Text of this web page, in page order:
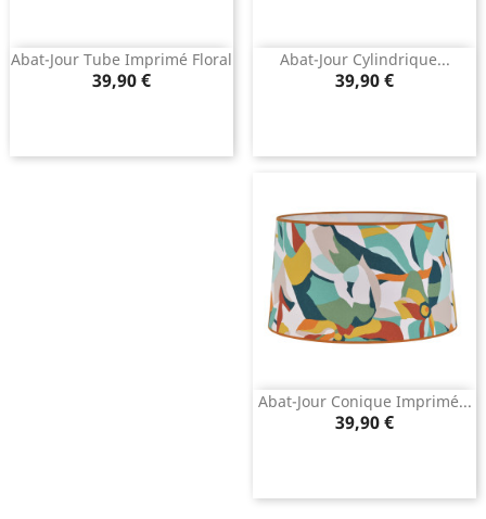
Abat-Jour Tube Imprimé Floral
Prix
39,90 €
Abat-Jour Cylindrique...
Prix
39,90 €
Abat-Jour Conique Imprimé...
Prix
39,90 €